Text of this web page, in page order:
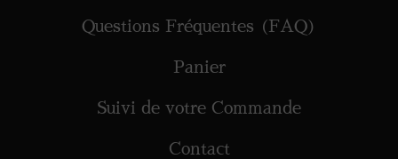
Questions Fréquentes (FAQ)
Panier
Suivi de votre Commande
Contact